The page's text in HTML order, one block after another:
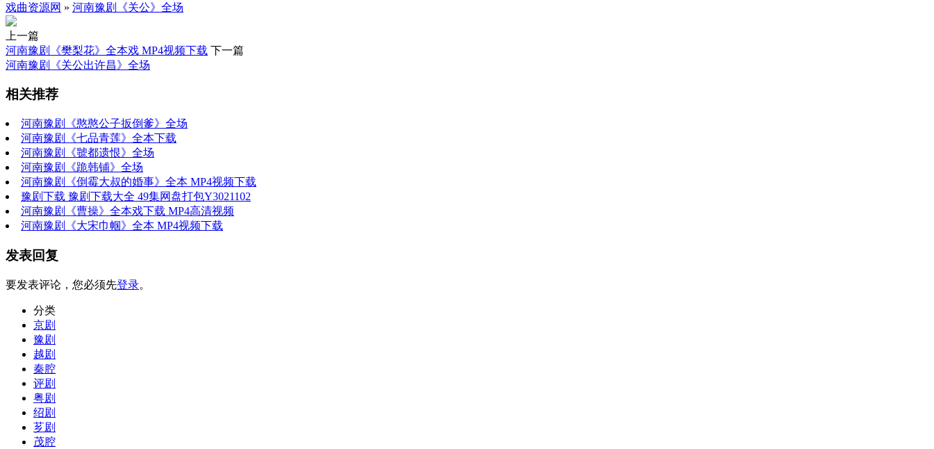
戏曲资源网 » 河南豫剧《关公》全场
上一篇
河南豫剧《樊梨花》全本戏 MP4视频下载 下一篇
河南豫剧《关公出许昌》全场
相关推荐
河南豫剧《憨憨公子扳倒爹》全场
河南豫剧《七品青莲》全本下载
河南豫剧《虢都遗恨》全场
河南豫剧《跪韩铺》全场
河南豫剧《倒霉大叔的婚事》全本 MP4视频下载
豫剧下载 豫剧下载大全 49集网盘打包Y3021102
河南豫剧《曹操》全本戏下载 MP4高清视频
河南豫剧《大宋巾帼》全本 MP4视频下载
发表回复
要发表评论，您必须先登录。
分类
京剧
豫剧
越剧
秦腔
评剧
粤剧
绍剧
芗剧
茂腔